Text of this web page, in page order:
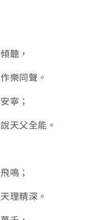
聽，
樂同聲。
寧；
天父全能。
鳴；
理精深。